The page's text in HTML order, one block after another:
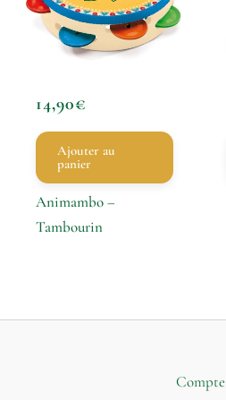
14,90€
Ajouter au
panier
Animambo –
Tambourin
Compte